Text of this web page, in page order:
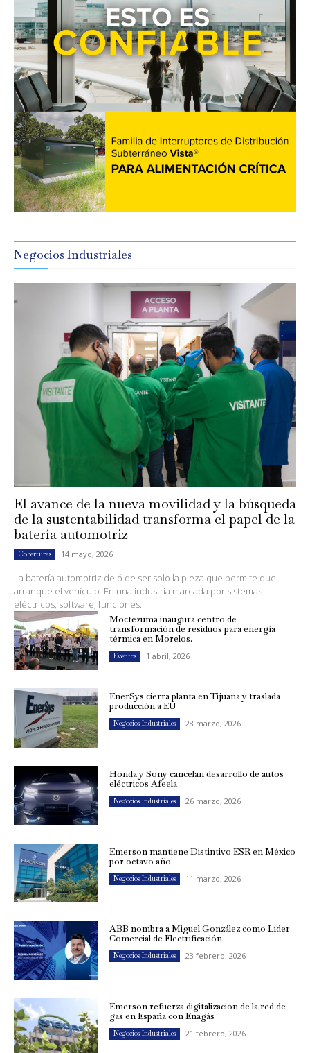
Negocios Industriales
El avance de la nueva movilidad y la búsqueda
de la sustentabilidad transforma el papel de la
batería automotriz
Coberturas 14 mayo, 2026
La batería automotriz dejó de ser solo la pieza que permite que
arranque el vehículo. En una industria marcada por sistemas
eléctricos, software, funciones...
Moctezuma inaugura centro de
transformación de residuos para energía
térmica en Morelos.
Eventos 1 abril, 2026
EnerSys cierra planta en Tijuana y traslada
producción a EU
Negocios Industriales 28 marzo, 2026
Honda y Sony cancelan desarrollo de autos
eléctricos Afeela
Negocios Industriales 26 marzo, 2026
Emerson mantiene Distintivo ESR en México
por octavo año
Negocios Industriales 11 marzo, 2026
ABB nombra a Miguel González como Líder
Comercial de Electrificación
Negocios Industriales 23 febrero, 2026
Emerson refuerza digitalización de la red de
gas en España con Enagás
Negocios Industriales 21 febrero, 2026